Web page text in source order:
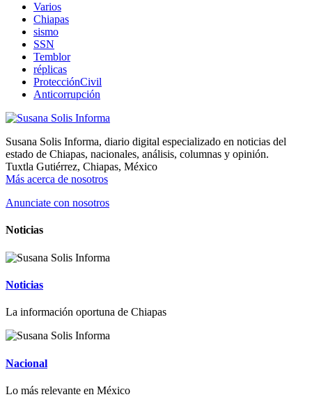
Varios
Chiapas
sismo
SSN
Temblor
réplicas
ProtecciónCivil
Anticorrupción
Susana Solis Informa, diario digital especializado en noticias del
estado de Chiapas, nacionales, análisis, columnas y opinión.
Tuxtla Gutiérrez, Chiapas, México
Más acerca de nosotros
Anunciate con nosotros
Noticias
Noticias
La información oportuna de Chiapas
Nacional
Lo más relevante en México